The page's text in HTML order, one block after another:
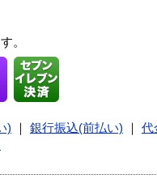
。
) 銀行振込(前払い) 代